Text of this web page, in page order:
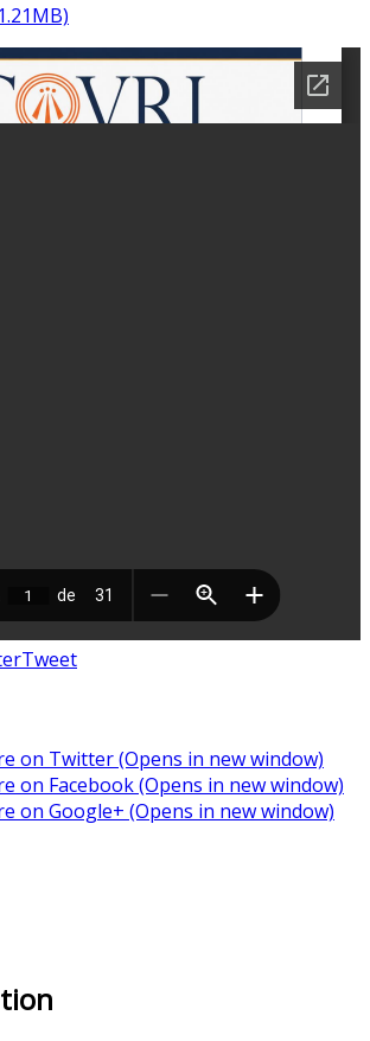
Tweet
on Twitter (Opens in new window)
on Facebook (Opens in new window)
on Google+ (Opens in new window)